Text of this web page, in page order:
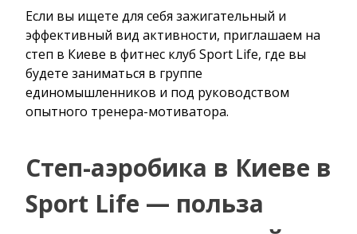
Если вы ищете для себя зажигательный и
эффективный вид активности, приглашаем на
степ в Киеве в фитнес клуб Sport Life, где вы
будете заниматься в группе
единомышленников и под руководством
опытного тренера-мотиватора.
Степ-аэробика в Киеве в
Sport Life — польза